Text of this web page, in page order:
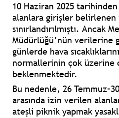
10 Haziran 2025
alanlara girişler
sınırlandırılmıştı. Ancak
Müdürlüğü’nün verilerine
günlerde hava
normallerinin çok üzerine
beklenmektedir.
Bu nedenle, 26
arasında izin verilen
ateşli piknik yapmak